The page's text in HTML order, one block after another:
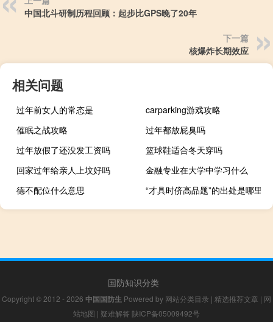
中国北斗研制历程回顾：起步比GPS晚了20年
下一篇
核爆炸长期效应
相关问题
过年前女人的常态是
carparking游戏攻略
催眠之战攻略
过年都放屁臭吗
过年放假了还没发工资吗
篮球鞋适合冬天穿吗
回家过年给亲人上坟好吗
金融专业在大学中学习什么
德不配位什么意思
“才具时侪高品题”的出处是哪里
国防知识分类
Copyright © 2012 - 2026 中国国防生 Powered by 网站分类目录 | 精选推荐文章 | 网
站地图 | 疑难解答 陕ICP备05009492号